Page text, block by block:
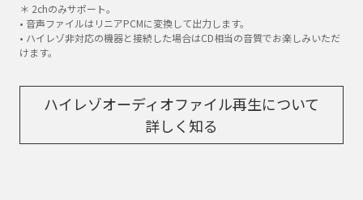
＊ 2chのみサポート。
• 音声ファイルはリニアPCMに変換して出力します。
• ハイレゾ非対応の機器と接続した場合はCD相当の音質でお楽しみいただ
けます。
ハイレゾオーディオファイル再生について
詳しく知る